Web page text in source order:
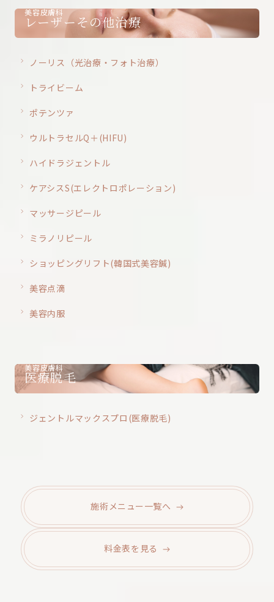
美容皮膚科
レーザーその他治療
ノーリス（光治療・フォト治療）
トライビーム
ポテンツァ
ウルトラセルQ＋(HIFU)
ハイドラジェントル
ケアシスS(エレクトロポレーション)
マッサージピール
ミラノリピール
ショッピングリフト(韓国式美容鍼)
美容点滴
美容内服
美容皮膚科
医療脱毛
ジェントルマックスプロ(医療脱毛)
施術メニュー 一覧へ
料金表を 見る